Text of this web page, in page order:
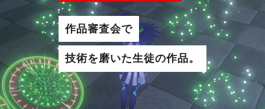
作品審査会で
技術を磨いた生徒の作品。